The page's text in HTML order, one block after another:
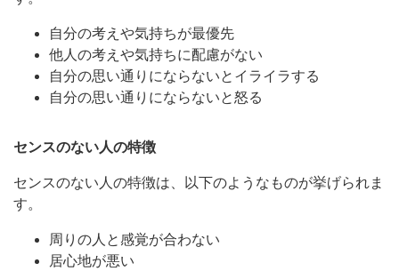
自分の考えや気持ちが最優先
他人の考えや気持ちに配慮がない
自分の思い通りにならないとイライラする
自分の思い通りにならないと怒る
センスのない人の特徴
センスのない人の特徴は、以下のようなものが挙げられま
す。
周りの人と感覚が合わない
居心地が悪い